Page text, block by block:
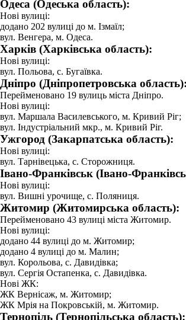
Одеса (Одеська область):
Нові вулиці:
додано 202 вулиці до м. Ізмаїл;
вул. Венгера, м. Одеса.
Харків (Харківська область):
Нові вулиці:
вул. Польова, с. Бугаївка.
Дніпро (Дніпропетровська область):
Перейменовано 19 вулиць міста Дніпро.
Нові вулиці:
вул. Маршала Василевського, м. Кривий Ріг;
вул. Індустріальний мкр., м. Кривий Ріг.
Ужгород (Закарпатська область):
Нові вулиці:
вул. Тарнівецька, с. Сторожниця.
Івано-Франківськ (Івано-
Нові вулиці:
вул. Вишні урочище, с. Поляниця.
Житомир (Житомирська область):
Перейменовано 43 вулиці міста Житомир.
Нові вулиці:
додано 44 вулиці до м. Житомир;
додано 4 вулиці до м. Малин;
вул. Корольова, с. Давидівка;
вул. Сергія Остапенка, с. Давидівка.
Нові ЖК:
ЖК Вернісаж, м. Житомир;
ЖК Мрія на Покровській, м. Житомир.
Тернопіль (Тернопільська область):